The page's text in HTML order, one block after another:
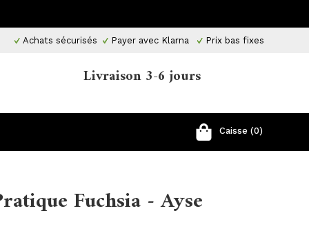
Achats sécurisés Payer avec Klarna Prix ​​bas fixes
Livraison 3-6 jours
Caisse (0)
Fuchsia - Ayse